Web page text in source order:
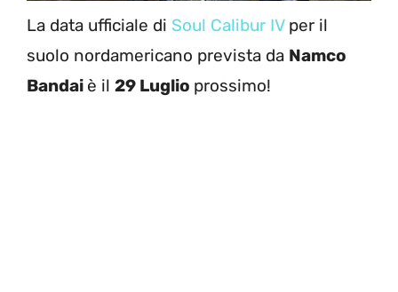
La data ufficiale di Soul Calibur IV per il
suolo nordamericano prevista da Namco
Bandai è il 29 Luglio prossimo!